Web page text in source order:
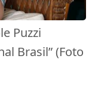
Puzzi
Brasil” (Foto